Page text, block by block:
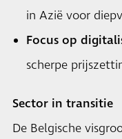
in Azië voor
Focus op
scherpe
Sector in transitie
De Belgische